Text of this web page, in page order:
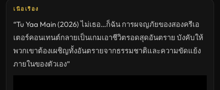
หนัง
ใหม่
พากย์
ไทย
ซับ
ไทย
เต็ม
เรื่อง
เนื้อเรื่อง
“Tu Yaa Main (2026) ไม่เธอ…ก็ฉัน การผจญภัยของสองครีเอ
เตอร์คอนเทนต์กลายเป็นเกมเอาชีวิตรอดสุดอันตราย บังคับให้
พวกเขาต้องเผชิญทั้งอันตรายจากธรรมชาติและความขัดแย้ง
ภายในของตัวเอง”